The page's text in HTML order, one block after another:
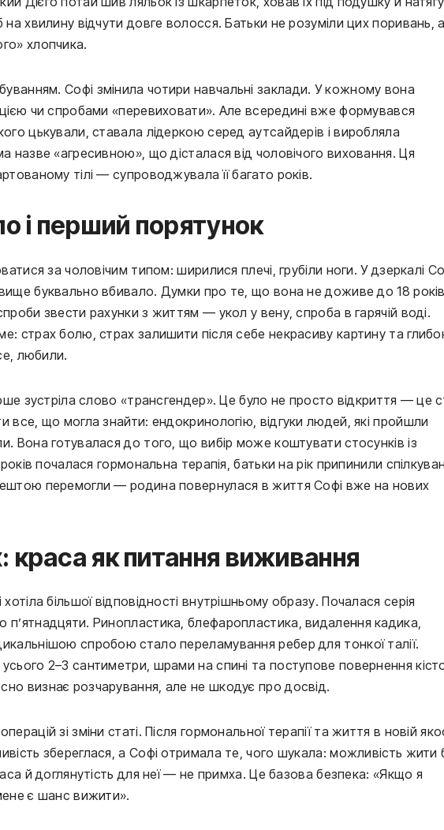
хвилину відчути довге волосся. Батьки не розуміли цих поривань, а
хлопчика.
Софі змінила чотири навчальні заклади. У кожному вона
чи спробами «перевиховати». Але всередині вже формувався
цькували, ставала лідеркою серед аутсайдерів і виробляла
назве «агресивною», що дісталася від чоловічого виховання. Ця
тілі — супроводжувала її багато років.
і перший порятунок
за чоловічим типом: ширилися плечі, грубіли ноги. У дзеркалі
буквально вбивало. Думки про те, що вона не доживе до 18 років,
звести рахунки з життям — укол у вену, спроба в гарячій воді.
страх болю, страх залишити після себе некрасиву картину та
любили.
зустріла слово «трансгендер». Це було не просто відкриття — це
все, що могла знайти: ендокринологію, відгуки людей, які пройшли
Вона готувалася до того, що вибір може коштувати стосунків із
почалася гормональна терапія, батьки на рік припинили
перемогли — родина повернулася в життя Софі вже на нових
як питання виживання
більшої відповідності внутрішньому образу. Почалася серія
п’ятнадцяти. Ринопластика, блефаропластика, видалення кадика,
спробою стало переламування ребер для тонкої талії.
2–3 сантиметри, шрами на спині та поступове повернення
визнає розчарування, але не шкодує про досвід.
зі зміни статі. Після гормональної терапії та життя в новій
збереглася, а Софі отримала те, чого шукала: можливість жити
й доглянутість для неї — не примха. Це базова безпека: «Якщо я
є шанс вижити».